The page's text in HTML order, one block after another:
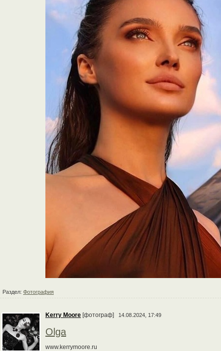
Раздел: Фотография
Kerry Moore [фотограф] 14.08.2024, 17:49
Olga
www.kerrymoore.ru